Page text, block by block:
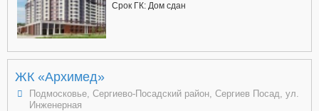
Срок ГК: Дом сдан
ЖК «Архимед»
Подмосковье, Сергиево-Посадский район, Сергиев Посад, ул.
Инженерная